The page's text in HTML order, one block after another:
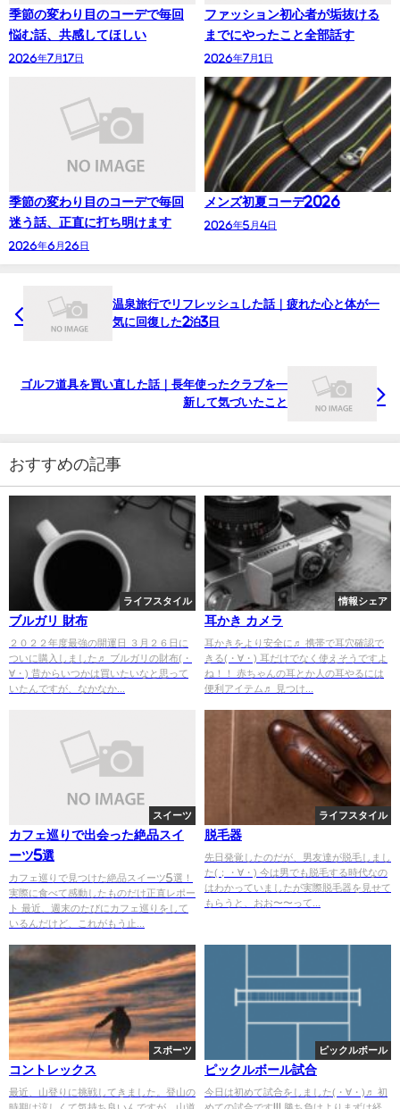
季節の変わり目のコーデで毎回
悩む話、共感してほしい
2026年7月17日
ファッション初心者が垢抜ける
までにやったこと全部話す
2026年7月1日
季節の変わり目のコーデで毎回
迷う話、正直に打ち明けます
2026年6月26日
メンズ初夏コーデ2026
2026年5月4日
温泉旅行でリフレッシュした話｜疲れた心と体が一
気に回復した2泊3日
ゴルフ道具を買い直した話｜長年使ったクラブを一
新して気づいたこと
おすすめの記事
ライフスタイル
ブルガリ 財布
２０２２年度最強の開運日 ３月２６日に
ついに購入しました♬ ブルガリの財布(・
∀・) 昔からいつかは買いたいなと思って
いたんですが、なかなか...
情報シェア
耳かき カメラ
耳かきをより安全に♬ 携帯で耳穴確認で
きる(・∀・) 耳だけでなく使えそうですよ
ね！！ 赤ちゃんの耳とか人の耳やるには
便利アイテム♬ 見つけ...
スイーツ
カフェ巡りで出会った絶品スイ
ーツ5選
カフェ巡りで見つけた絶品スイーツ5選！
実際に食べて感動したものだけ正直レポー
ト 最近、週末のたびにカフェ巡りをして
いるんだけど、これがもう止...
ライフスタイル
脱毛器
先日発覚したのだが、男友達が脱毛しまし
た(；・∀・) 今は男でも脱毛する時代なの
はわかっていましたが実際脱毛器を見せて
もらうと、おお〜〜って...
スポーツ
コントレックス
最近、山登りに挑戦してきました。登山の
ピックルボール
ピックルボール試合
今日は初めて試合をしました(・∀・)♬ 初